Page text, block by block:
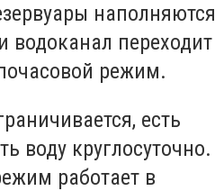
наполняются
водоканал переходит
режим.
есть
воду круглосуточно.
работает в